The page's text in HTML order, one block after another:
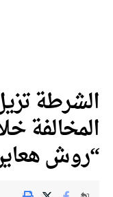
الشرطة
المخالفة
“روش